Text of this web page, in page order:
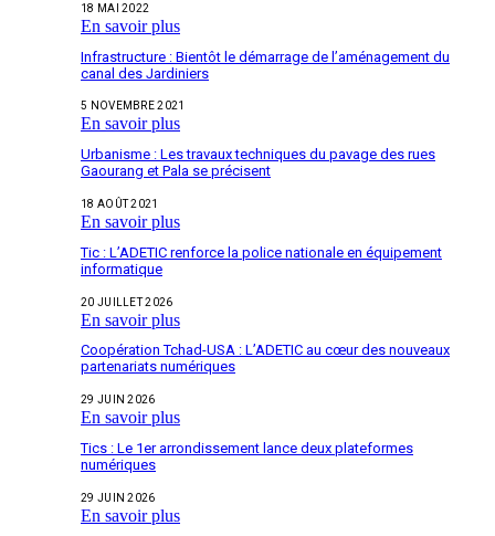
18 MAI 2022
En savoir plus
Infrastructure : Bientôt le démarrage de l’aménagement du
canal des Jardiniers
5 NOVEMBRE 2021
En savoir plus
Urbanisme : Les travaux techniques du pavage des rues
Gaourang et Pala se précisent
18 AOÛT 2021
En savoir plus
Tic : L’ADETIC renforce la police nationale en équipement
informatique
20 JUILLET 2026
En savoir plus
Coopération Tchad-USA : L’ADETIC au cœur des nouveaux
partenariats numériques
29 JUIN 2026
En savoir plus
Tics : Le 1er arrondissement lance deux plateformes
numériques
29 JUIN 2026
En savoir plus